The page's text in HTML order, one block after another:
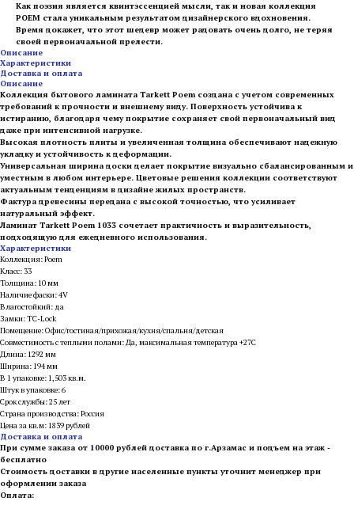
Как поэзия является квинтэссенцией мысли, так и новая коллекция
POEM стала уникальным результатом дизайнерского вдохновения.
Время докажет, что этот шедевр может радовать очень долго, не теряя
своей первоначальной прелести.
Описание
Характеристики
Доставка и оплата
Описание
Коллекция бытового ламината Tarkett Poem создана с учетом современных
требований к прочности и внешнему виду. Поверхность устойчива к
истиранию, благодаря чему покрытие сохраняет свой первоначальный вид
даже при интенсивной нагрузке.
Высокая плотность плиты и увеличенная толщина обеспечивают надежную
укладку и устойчивость к деформации.
Универсальная ширина доски делает покрытие визуально сбалансированным и
уместным в любом интерьере. Цветовые решения коллекции соответствуют
актуальным тенденциям в дизайне жилых пространств.
Фактура древесины передана с высокой точностью, что усиливает
натуральный эффект.
Ламинат Tarkett Poem 1033 сочетает практичность и выразительность,
подходящую для ежедневного использования.
Характеристики
Коллекция: Poem
Класс: 33
Толщина: 10 мм
Наличие фаски: 4V
Влагостойкий: да
Замки: TC-Lock
Помещение: Офис/гостиная/прихожая/кухня/спальня/детская
Совместимость с теплыми полами: Да, максимальная температура +27С
Длина: 1292 мм
Ширина: 194 мм
В 1 упаковке: 1,503 кв.м.
Штук в упаковке: 6
Срок службы: 25 лет
Страна производства: Россия
Цена за кв.м: 1839 рублей
Доставка и оплата
При сумме заказа от 10000 рублей доставка по г.Арзамас и подъем на этаж -
бесплатно
Стоимость доставки в другие населенные пункты уточнит менеджер при
оформлении заказа
Оплата: